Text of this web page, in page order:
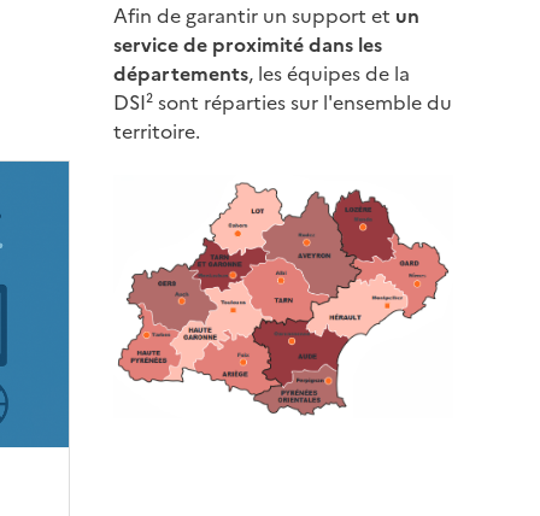
🛠️ La Suite numérique : des
souverains pour travailler
L’État renforce sa stratégie numérique en
pensée pour le service public. Baptisée La...
Afin de garantir un support et un
service de proximité dans les
départements, les équipes de la
DSI² sont réparties sur l'ensemble du
territoire.